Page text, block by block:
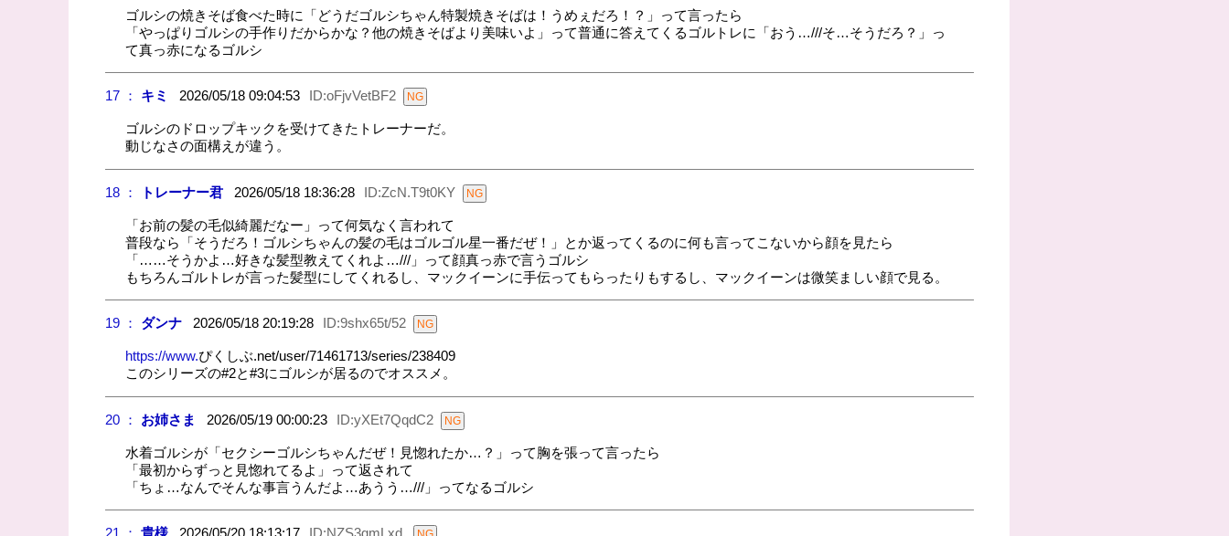
ゴルシの焼きそば食べた時に「どうだゴルシちゃん特製焼きそばは！うめぇだろ！？」って言ったら
「やっぱりゴルシの手作りだからかな？他の焼きそばより美味いよ」って普通に答えてくるゴルトレに「おう…///そ…そうだろ？」っ
て真っ赤になるゴルシ
17 ： キミ 2026/05/18 09:04:53 ID:oFjvVetBF2
ゴルシのドロップキックを受けてきたトレーナーだ。
動じなさの面構えが違う。
18 ： トレーナー君2026/05/18 18:36:28 ID:ZcN.T9t0KY
「お前の髪の毛似綺麗だなー」って何気なく言われて
普段なら「そうだろ！ゴルシちゃんの髪の毛はゴルゴル星一番だぜ！」とか返ってくるのに何も言ってこないから顔を見たら
「……そうかよ…好きな髪型教えてくれよ…///」って顔真っ赤で言うゴルシ
もちろんゴルトレが言った髪型にしてくれるし、マックイーンに手伝ってもらったりもするし、マックイーンは微笑ましい顔で見る。
19 ： ダンナ2026/05/18 20:19:28 ID:9shx65t/52
https://www.ぴくしぶ.net/user/71461713/series/238409
このシリーズの#2と#3にゴルシが居るのでオススメ。
20 ： お姉さま 2026/05/19 00:00:23 ID:yXEt7QqdC2
水着ゴルシが「セクシーゴルシちゃんだぜ！見惚れたか…？」って胸を張って言ったら
「最初からずっと見惚れてるよ」って返されて
「ちょ…なんでそんな事言うんだよ…あうう…///」ってなるゴルシ